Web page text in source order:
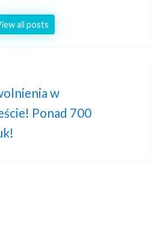
all posts
w
Ponad 700